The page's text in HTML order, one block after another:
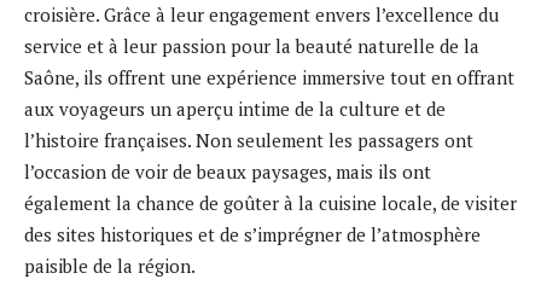
croisière. Grâce à leur engagement envers l’excellence du
service et à leur passion pour la beauté naturelle de la
Saône, ils offrent une expérience immersive tout en offrant
aux voyageurs un aperçu intime de la culture et de
l’histoire françaises. Non seulement les passagers ont
l’occasion de voir de beaux paysages, mais ils ont
également la chance de goûter à la cuisine locale, de visiter
des sites historiques et de s’imprégner de l’atmosphère
paisible de la région.